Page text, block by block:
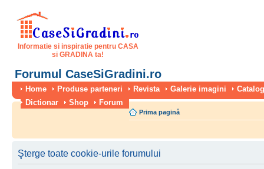
Informatie si inspiratie pentru CASA
si GRADINA ta!
Forumul CaseSiGradini.ro
Home Produse parteneri Revista Galerie imagini
Dictionar
Shop Forum
Prima pagină
Şterge toate cookie-urile forumului